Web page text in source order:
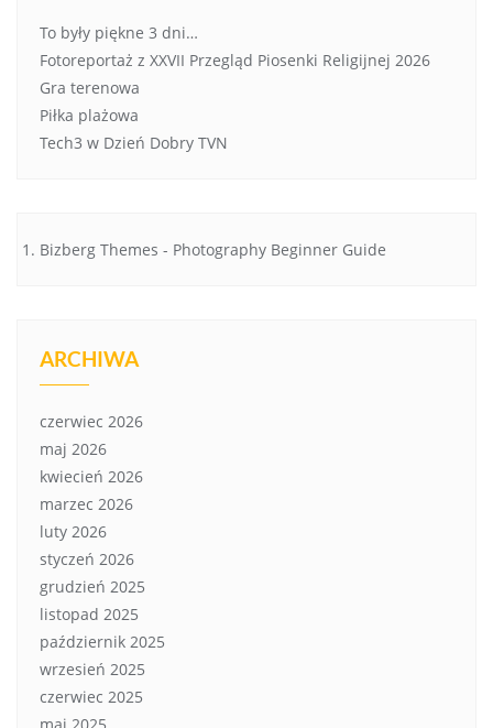
To były piękne 3 dni…
Fotoreportaż z XXVII Przegląd Piosenki Religijnej 2026
Gra terenowa
Piłka plażowa
Tech3 w Dzień Dobry TVN
Bizberg Themes - Photography Beginner Guide
ARCHIWA
czerwiec 2026
maj 2026
kwiecień 2026
marzec 2026
luty 2026
styczeń 2026
grudzień 2025
listopad 2025
październik 2025
wrzesień 2025
czerwiec 2025